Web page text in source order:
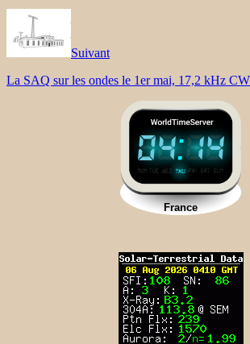
Suivant
La SAQ sur les ondes le 1er mai, 17,2 kHz